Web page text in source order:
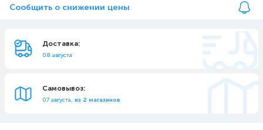
Сообщить о снижении цены
Доставка:
08 августа
Самовывоз:
07 августа, из 2 магазинов